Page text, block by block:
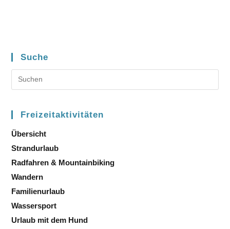
Suche
Freizeitaktivitäten
Übersicht
Strandurlaub
Radfahren & Mountainbiking
Wandern
Familienurlaub
Wassersport
Urlaub mit dem Hund